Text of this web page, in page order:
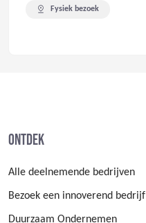
Fysiek bezoek
Ontdek
Alle deelnemende bedrijven
Bezoek een innoverend bedrijf
Duurzaam Ondernemen